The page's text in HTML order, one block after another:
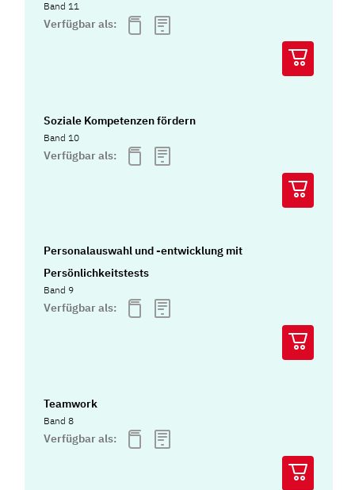
Band 11
Verfügbar als:
Soziale Kompetenzen fördern
Band 10
Verfügbar als:
Personalauswahl und -entwicklung mit
Persönlichkeitstests
Band 9
Verfügbar als:
Teamwork
Band 8
Verfügbar als: